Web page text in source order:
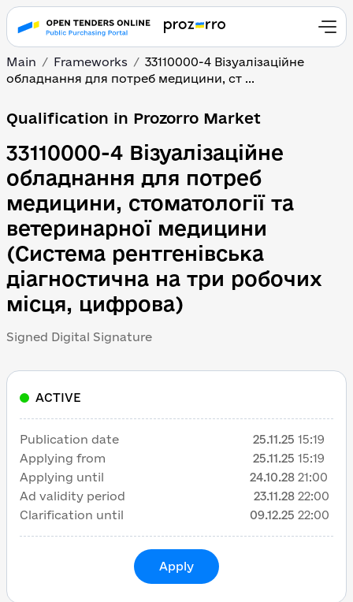
Main Frameworks
33110000-4 Візуалізаційне
обладнання для потреб медицини, ст ...
Qualification in Prozorro Market
33110000-4 Візуалізаційне
обладнання для потреб
медицини, стоматології та
ветеринарної медицини
(Система рентгенівська
діагностична на три робочих
місця, цифрова)
Signed Digital Signature
ACTIVE
Publication date 25.11.25 15:19
Applying from
25.11.25 15:19
Applying until
24.10.28 21:00
Ad validity period
23.11.28 22:00
Clarification until
09.12.25 22:00
Apply